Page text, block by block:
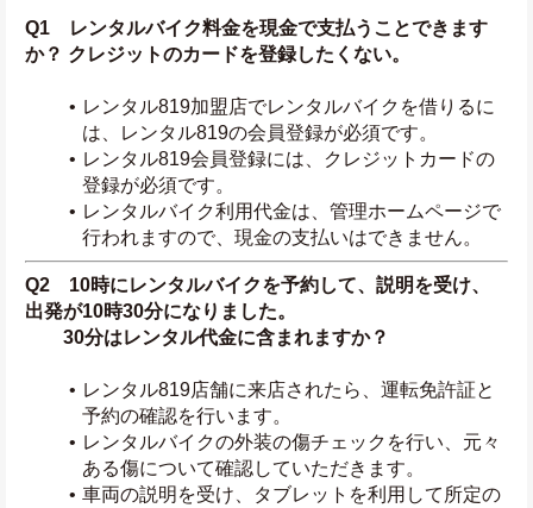
Q1　レンタルバイク料金を現金で支払うことできます
か？ クレジットのカードを登録したくない。
レンタル819加盟店でレンタルバイクを借りるに
は、レンタル819の会員登録が必須です。
レンタル819会員登録には、クレジットカードの
登録が必須です。
レンタルバイク利用代金は、管理ホームページで
行われますので、現金の支払いはできません。
Q2　10時にレンタルバイクを予約して、説明を受け、
出発が10時30分になりました。
30分はレンタル代金に含まれますか？
レンタル819店舗に来店されたら、運転免許証と
予約の確認を行います。
レンタルバイクの外装の傷チェックを行い、元々
ある傷について確認していただきます。
車両の説明を受け、タブレットを利用して所定の